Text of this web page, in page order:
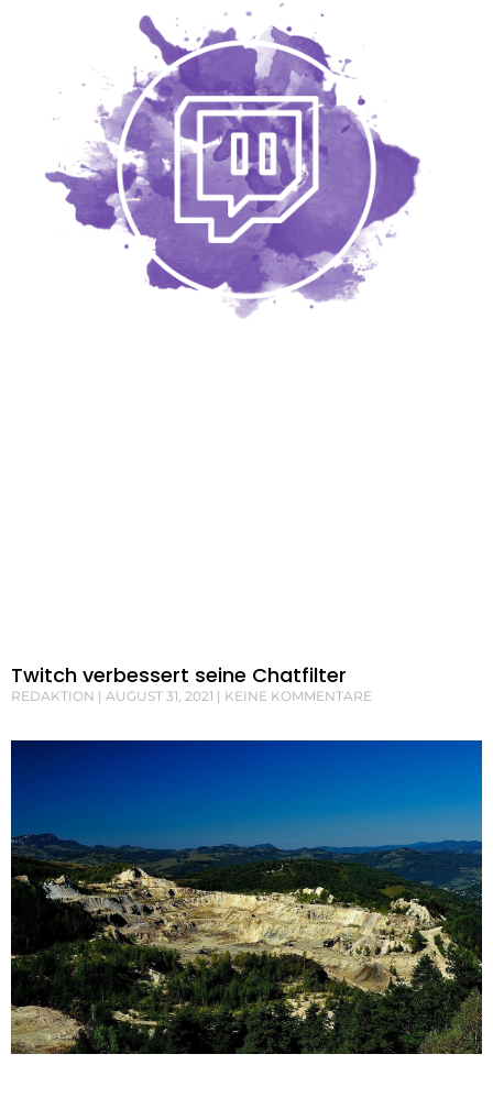
Twitch verbessert seine Chatfilter
REDAKTION AUGUST 31, 2021 KEINE KOMMENTARE